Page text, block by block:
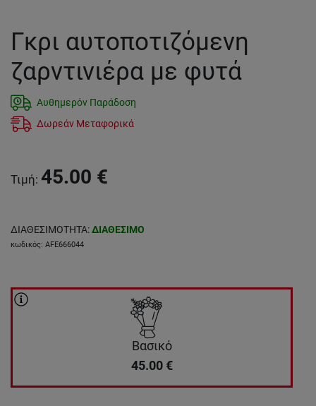
Γκρι αυτοποτιζόμενη
ζαρντινιέρα με φυτά
Αυθημερόν Παράδοση
Δωρεάν Μεταφορικά
Τιμή: 45.00 €
ΔΙΑΘΕΣΙΜΟΤΗΤΑ:ΔΙΑΘΕΣΙΜΟ
κωδικός: AFE666044
Βασικό
45.00 €